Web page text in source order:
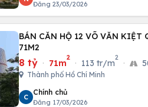
Đăng 23/03/2026
BÁN CĂN HỘ 12 VÕ VĂN KIỆT
71M2
8 tỷ · 71m
2
· 113 tr/m
2
·
Thành phố Hồ Chí Minh
C
Chính chủ
Đăng 17/03/2026